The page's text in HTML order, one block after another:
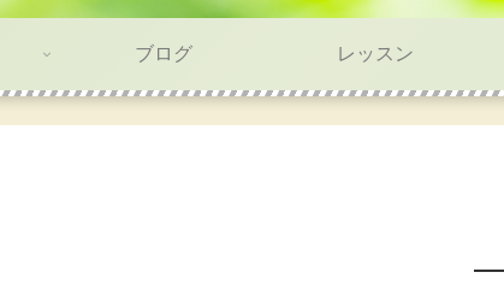
ブログ レッスン